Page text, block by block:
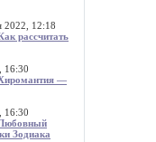
2022, 12:18
рассчитать
16:30
Хиромантия —
16:30
Любовный
Зодиака